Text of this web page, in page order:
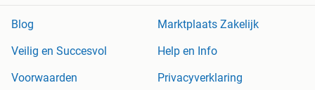
Blog
Marktplaats Zakelijk
Veilig en Succesvol
Help en Info
Voorwaarden
Privacyverklaring